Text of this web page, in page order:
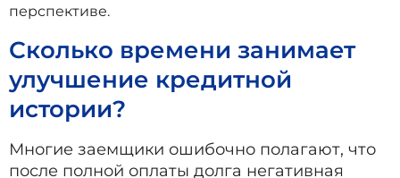
перспективе.
Сколько времени занимает
улучшение кредитной
истории?
Многие заемщики ошибочно полагают, что
после полной оплаты долга негативная